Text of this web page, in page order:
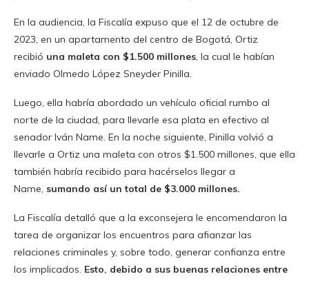
En la audiencia, la Fiscalía expuso que el 12 de octubre de
2023, en un apartamento del centro de Bogotá, Ortiz
recibió una maleta con $1.500 millones, la cual le habían
enviado Olmedo López Sneyder Pinilla.
Luego, ella habría abordado un vehículo oficial rumbo al
norte de la ciudad, para llevarle esa plata en efectivo al
senador Iván Name. En la noche siguiente, Pinilla volvió a
llevarle a Ortiz una maleta con otros $1.500 millones, que ella
también habría recibido para hacérselos llegar a
Name, sumando así un total de $3.000 millones.
La Fiscalía detalló que a la exconsejera le encomendaron la
tarea de organizar los encuentros para afianzar las
relaciones criminales y, sobre todo, generar confianza entre
los implicados. Esto, debido a sus buenas relaciones entre